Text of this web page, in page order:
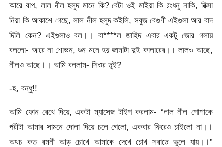
আরে বাপ, লাল নীল হলুদ মানে কি? বেটা ওই মাইয়া কি রংধনু নাকি, রিক্সা
নিয়া কি আকাশে গেছে, লাল নীল হলুদ কইলি, সবুজ বেগুণী এইগুলা আর বাদ
দিলি কেন? এইগুলাও বল।। বা****ল জাহিদ এবার একটু জোর গলায়
বললো- আরে না শোভন, শুন মনে হয় জামাটা দুই কালারের।। লালও আছে,
নীলও আছে।। আমি বললাম- সিওর তুই?
-হ, বন্ধু!!
আমি ফোন রেখে দিয়ে, একটা ম্যাসেজ টাইপ করলাম- “লাল নীল পোশাকে
পরীটা আমার সামনে দোলা দিয়ে চলে গেলো, একবার ফিরেও চাইলো না।।
অথচ কত রমনী আড় চোখে আমাকে দেখে চোখ সরাতে ভুলে যায়।।”